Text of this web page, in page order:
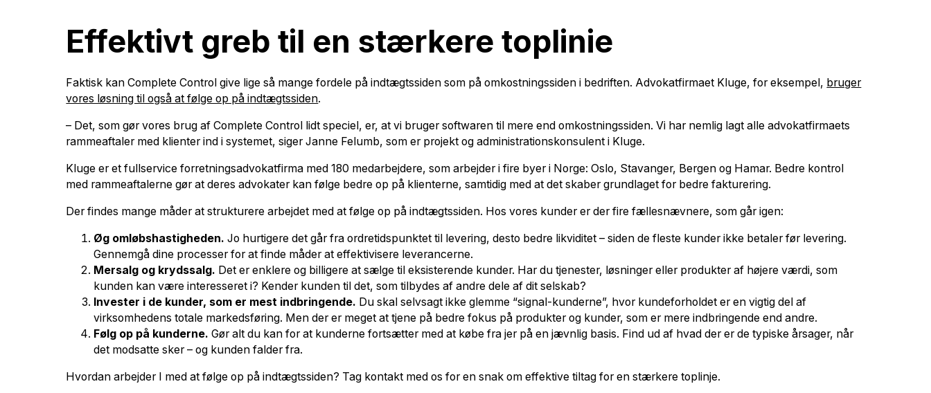
Effektivt greb til en stærkere toplinie
Faktisk kan Complete Control give lige så mange fordele på indtægtssiden som på omkostningssiden i bedriften. Advokatfirmaet Kluge, for eksempel, bruger
vores løsning til også at følge op på indtægtssiden.
– Det, som gør vores brug af Complete Control lidt speciel, er, at vi bruger softwaren til mere end omkostningssiden. Vi har nemlig lagt alle advokatfirmaets
rammeaftaler med klienter ind i systemet, siger Janne Felumb, som er projekt og administrationskonsulent i Kluge.
Kluge er et fullservice forretningsadvokatfirma med 180 medarbejdere, som arbejder i fire byer i Norge: Oslo, Stavanger, Bergen og Hamar. Bedre kontrol
med rammeaftalerne gør at deres advokater kan følge bedre op på klienterne, samtidig med at det skaber grundlaget for bedre fakturering.
Der findes mange måder at strukturere arbejdet med at følge op på indtægtssiden. Hos vores kunder er der fire fællesnævnere, som går igen:
Øg omløbshastigheden. Jo hurtigere det går fra ordretidspunktet til levering, desto bedre likviditet – siden de fleste kunder ikke betaler før levering.
Gennemgå dine processer for at finde måder at effektivisere leverancerne.
Mersalg og krydssalg. Det er enklere og billigere at sælge til eksisterende kunder. Har du tjenester, løsninger eller produkter af højere værdi, som
kunden kan være interesseret i? Kender kunden til det, som tilbydes af andre dele af dit selskab?
Invester i de kunder, som er mest indbringende. Du skal selvsagt ikke glemme “signal-kunderne”, hvor kundeforholdet er en vigtig del af
virksomhedens totale markedsføring. Men der er meget at tjene på bedre fokus på produkter og kunder, som er mere indbringende end andre.
Følg op på kunderne. Gør alt du kan for at kunderne fortsætter med at købe fra jer på en jævnlig basis. Find ud af hvad der er de typiske årsager, når
det modsatte sker – og kunden falder fra.
Hvordan arbejder I med at følge op på indtægtssiden? Tag kontakt med os for en snak om effektive tiltag for en stærkere toplinje.